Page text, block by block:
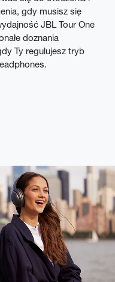
gdy musisz się
JBL Tour One
doznania
Ty regulujesz tryb